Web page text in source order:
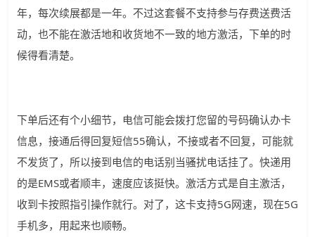
年，每次续展都是一年。不过这套餐不支持参与存费送费活
动，也不能在激活地和收货地不一致的地方激活，下单的时
候得看清楚。
下单后还有个小细节，电信可能会拨打您留的号码确认办卡
信息，接通后得回复短信55确认，不接或者不回复，可能就
不发货了，所以接到电信的电话别当骚扰电话挂了。快递用
的是EMS或者顺丰，速度应该挺快。激活方式是自主激活，
收到卡按照指引操作就行。对了，这卡支持5G网速，现在5G
手机多，用起来也顺畅。